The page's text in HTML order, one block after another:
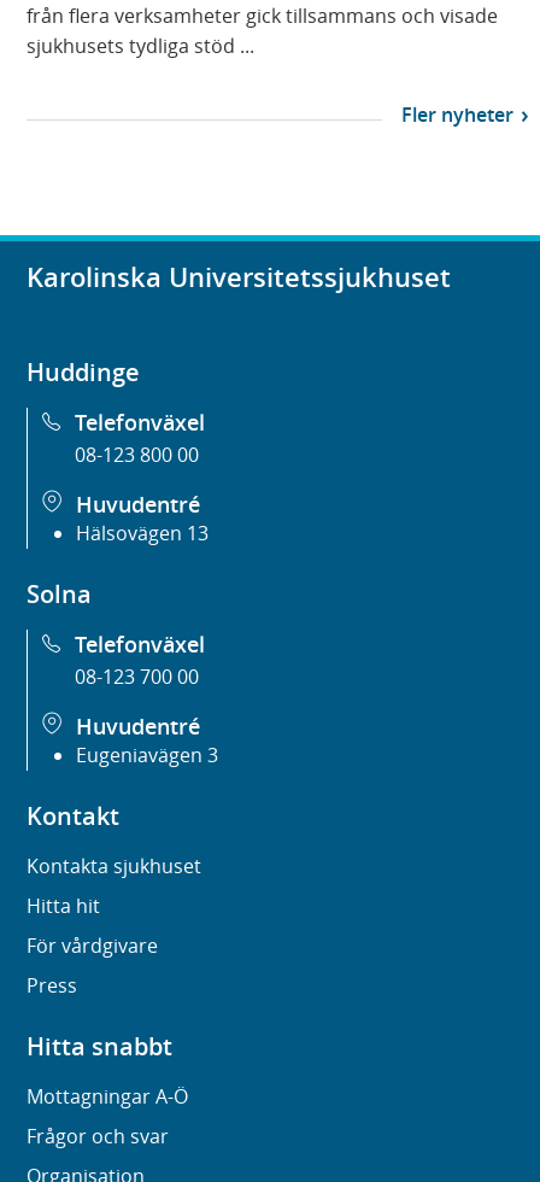
från flera verksamheter gick tillsammans och visade
sjukhusets tydliga stöd ...
Fler nyheter
Karolinska Universitetssjukhuset
Huddinge
Telefonväxel
08-123 800 00
Huvudentré
Hälsovägen 13
Solna
Telefonväxel
08-123 700 00
Huvudentré
Eugeniavägen 3
Kontakt
Kontakta sjukhuset
Hitta hit
För vårdgivare
Press
Hitta snabbt
Mottagningar A-Ö
Frågor och svar
Organisation